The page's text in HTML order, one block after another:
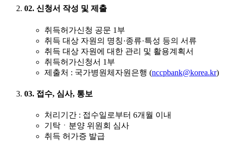
02. 신청서 작성 및 제출
취득허가신청 공문 1부
취득 대상 자원의 명칭·종류·특성 등의 서류
취득 대상 자원에 대한 관리 및 활용계획서
취득허가신청서 1부
제출처 : 국가병원체자원은행 (nccpbank@korea.kr)
03. 접수, 심사, 통보
처리기간 : 접수일로부터 6개월 이내
기탁ㆍ분양 위원회 심사
취득 허가증 발급